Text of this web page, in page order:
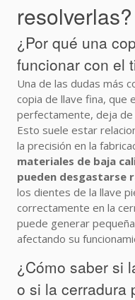
resolverlas?
¿Por qué una
funcionar con el
Una de las dudas más
copia de llave fina, que
perfectamente, deja de
Esto suele estar
la precisión en la
materiales de baja
pueden desgastarse
los dientes de la llave
correctamente en la
puede generar
afectando su
¿Cómo saber si
o si la cerradura